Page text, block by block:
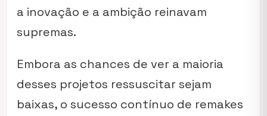
a inovação e a ambição reinavam
supremas.
Embora as chances de ver a maioria
desses projetos ressuscitar sejam
baixas, o sucesso contínuo de remakes